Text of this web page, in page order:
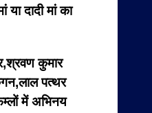
दादी मां का
कुमार
पत्थर
में अभिनय